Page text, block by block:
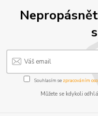
Souhlasím se zpracováním
Můžete se kdykoli